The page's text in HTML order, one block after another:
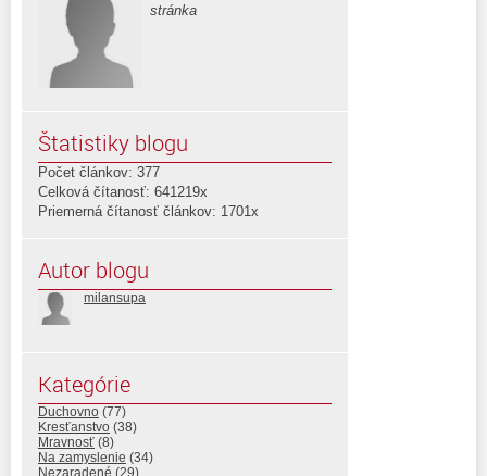
stránka
Štatistiky blogu
Počet článkov: 377
Celková čítanosť: 641219x
Priemerná čítanosť článkov: 1701x
Autor blogu
milansupa
Kategórie
Duchovno (77)
Kresťanstvo (38)
Mravnosť (8)
Na zamyslenie (34)
Nezaradené (29)